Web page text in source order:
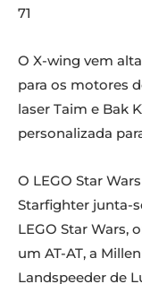
71
O X-wing vem
para os motores
laser Taim e Bak
personalizada
O LEGO Star
Starfighter junta-
LEGO Star Wars,
um AT-AT, a
Landspeeder de